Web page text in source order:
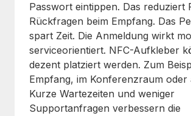
Passwort eintippen. Das reduziert
Rückfragen beim Empfang. Das
spart Zeit. Die Anmeldung wirkt
serviceorientiert. NFC-Aufkleber
dezent platziert werden. Zum
Empfang, im Konferenzraum oder
Kurze Wartezeiten und weniger
Supportanfragen verbessern die